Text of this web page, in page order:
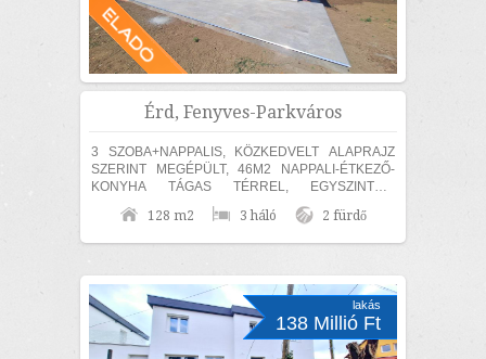
Érd, Fenyves-Parkváros
3 SZOBA+NAPPALIS, KÖZKEDVELT ALAPRAJZ
SZERINT MEGÉPÜLT, 46M2 NAPPALI-ÉTKEZŐ-
KONYHA TÁGAS TÉRREL, EGYSZINTES,
MEDITERRÁN CSALÁDI HÁZ ELADÓ! Érden, a
Fenyves Parkvárosi részen 840m2...
128 m2 3 háló 2 fürdő
lakás
138 Millió Ft